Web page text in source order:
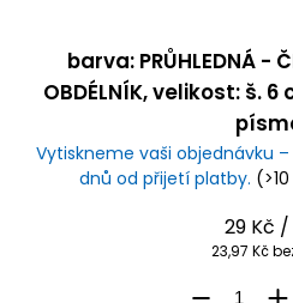
barva: PRŮHLEDNÁ -
OBDÉLNÍK, velikost: š.
Vytiskneme vaši objednávku
dnů od přijetí platby.
29 Kč /
23,97 Kč